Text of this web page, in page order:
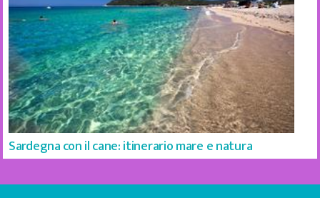
Sardegna con il cane: itinerario mare e natura